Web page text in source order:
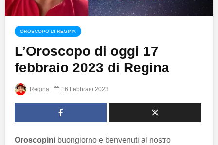
OROSCOPO DI REGINA
L’Oroscopo di oggi 17
febbraio 2023 di Regina
Regina 16 Febbraio 2023
Oroscopini buongiorno e benvenuti al nostro